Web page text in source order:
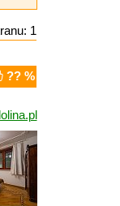
1
?? %